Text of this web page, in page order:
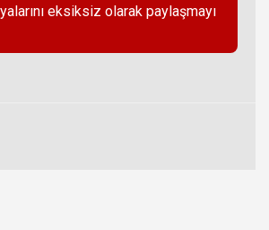
eksiksiz olarak paylaşmayı